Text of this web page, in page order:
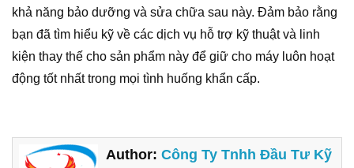
khả năng bảo dưỡng và sửa chữa sau này. Đảm bảo rằng
bạn đã tìm hiểu kỹ về các dịch vụ hỗ trợ kỹ thuật và linh
kiện thay thế cho sản phẩm này để giữ cho máy luôn hoạt
động tốt nhất trong mọi tình huống khẩn cấp.
Author:Công Ty Tnhh Đầu Tư Kỹ